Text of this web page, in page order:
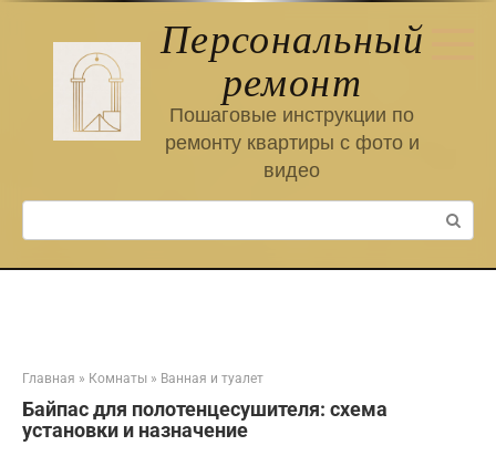
Персональный
ремонт
Пошаговые инструкции по
ремонту квартиры с фото и
видео
Поиск:
Главная » Комнаты » Ванная и туалет
Байпас для полотенцесушителя: схема
установки и назначение